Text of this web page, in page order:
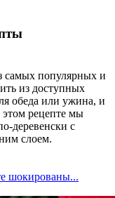
самых популярных и
из доступных
обеда или ужина, и
этом рецепте мы
деревенски с
слоем.
шокированы...